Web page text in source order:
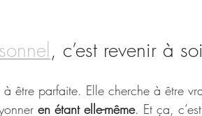
, c’est revenir à soi
être parfaite. Elle cherche à être
en étant elle-même. Et ça,